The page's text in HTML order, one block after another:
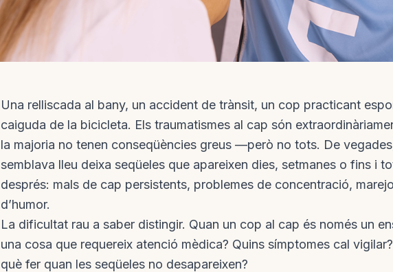
Una relliscada al bany, un accident de trànsit, un cop practicant
caiguda de la bicicleta. Els traumatismes al cap són
la majoria no tenen conseqüències greus —però no tots. De
semblava lleu deixa seqüeles que apareixen dies, setmanes o fins i
després: mals de cap persistents, problemes de concentració,
d’humor.
La dificultat rau a saber distingir. Quan un cop al cap és només un
una cosa que requereix atenció mèdica? Quins símptomes cal
què fer quan les seqüeles no desapareixen?